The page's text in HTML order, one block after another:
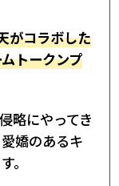
がコラボした
トークンプ
略にやってき
嬌のあるキ
。